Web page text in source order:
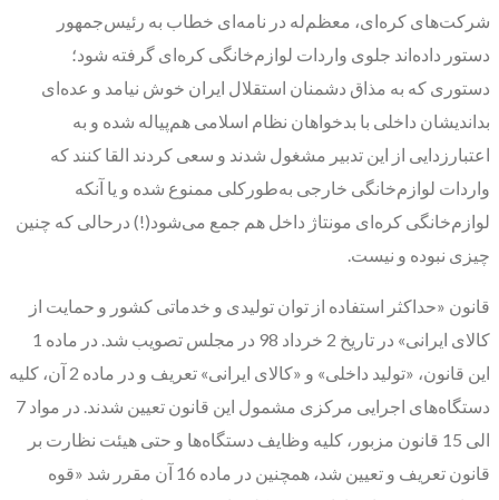
شرکت‌های کره‌ای، معظم‌له در نامه‌ای خطاب به رئیس‌جمهور
دستور داده‌اند جلوی واردات لوازم‌خانگی کره‌ای گرفته شود؛
دستوری که به مذاق دشمنان استقلال ایران خوش نیامد و عده‌ای
بداندیشان داخلی با بدخواهان نظام اسلامی هم‌پیاله شده و به
اعتبارزدایی از این تدبیر مشغول شدند و سعی کردند القا کنند که
واردات لوازم‌خانگی خارجی به‌طورکلی ممنوع شده و یا آنکه
لوازم‌خانگی کره‌ای مونتاژ داخل هم جمع می‌شود(!) درحالی که چنین
چیزی نبوده و نیست.
قانون «حداکثر استفاده از توان تولیدی و خدماتی کشور و حمایت از
کالای ایرانی» در تاریخ 2 خرداد 98 در مجلس تصویب شد. در ماده 1
این قانون، «تولید داخلی» و «کالای ایرانی» تعریف و در ماده 2 آن، کلیه
دستگاه‌های اجرایی مرکزی مشمول این قانون تعیین شدند. در مواد 7
الی 15 قانون مزبور، کلیه وظایف دستگاه‌ها و حتی هیئت نظارت بر
قانون تعریف و تعیین شد، همچنین در ماده 16 آن مقرر شد «قوه